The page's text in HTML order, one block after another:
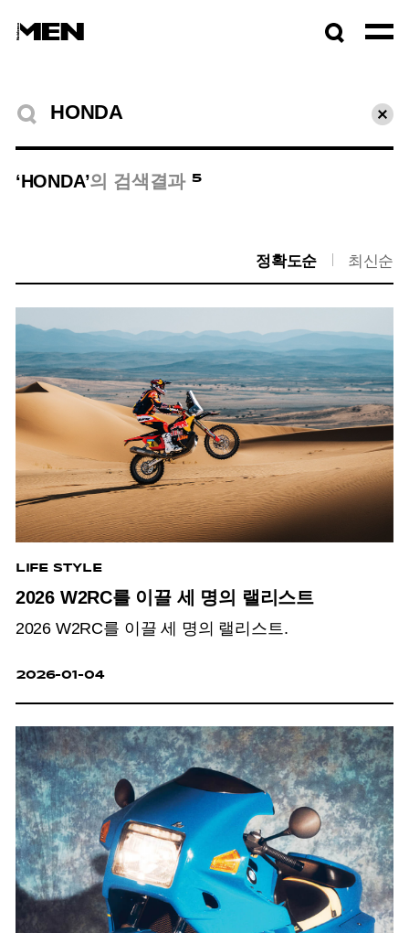
검색결과
초기
‘HONDA’의 검색결과 5
정확도순 최신순
LIFE STYLE
2026 W2RC를 이끌 세 명의 랠리스트
2026 W2RC를 이끌 세 명의 랠리스트.
2026-01-04